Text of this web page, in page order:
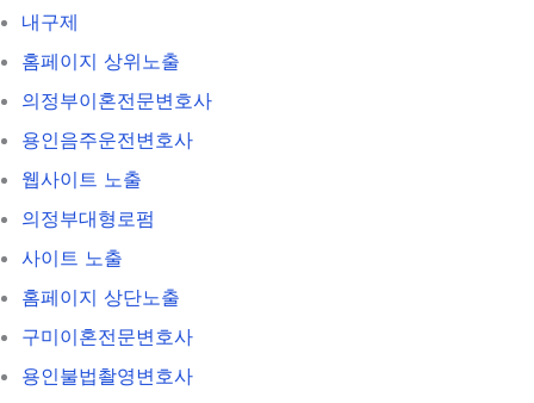
내구제
홈페이지 상위노출
의정부이혼전문변호사
용인음주운전변호사
웹사이트 노출
의정부대형로펌
사이트 노출
홈페이지 상단노출
구미이혼전문변호사
용인불법촬영변호사